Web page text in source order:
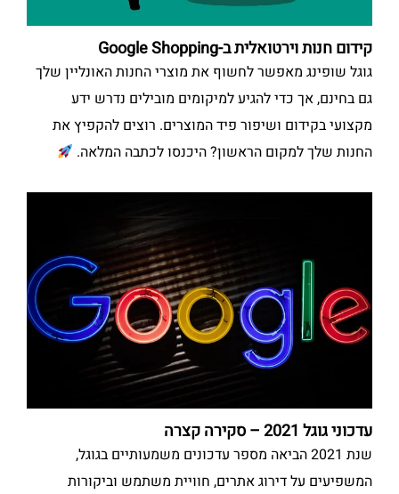
קידום חנות וירטואלית ב-Google Shopping
גוגל שופינג מאפשר לחשוף את מוצרי החנות האונליין שלך
גם בחינם, אך כדי להגיע למיקומים מובילים נדרש ידע
מקצועי בקידום ושיפור פיד המוצרים. רוצים להקפיץ את
החנות שלך למקום הראשון? היכנסו לכתבה המלאה.
עדכוני גוגל 2021 – סקירה קצרה
שנת 2021 הביאה מספר עדכונים משמעותיים בגוגל,
המשפיעים על דירוג אתרים, חוויית משתמש וביקורות